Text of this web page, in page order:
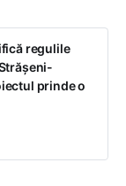
regulile
prinde o